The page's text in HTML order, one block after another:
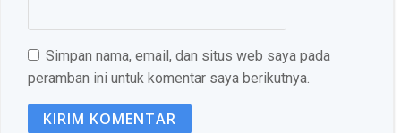
Simpan nama, email, dan situs web saya pada
peramban ini untuk komentar saya berikutnya.